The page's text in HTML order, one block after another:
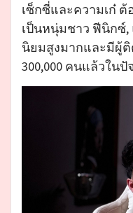
เซ็กซี่และความเก๋ ต้
เป็นหนุ่มชาว ฟีนิกซ์
นิยมสูงมากและมีผู้
300,000 คนแล้วใน